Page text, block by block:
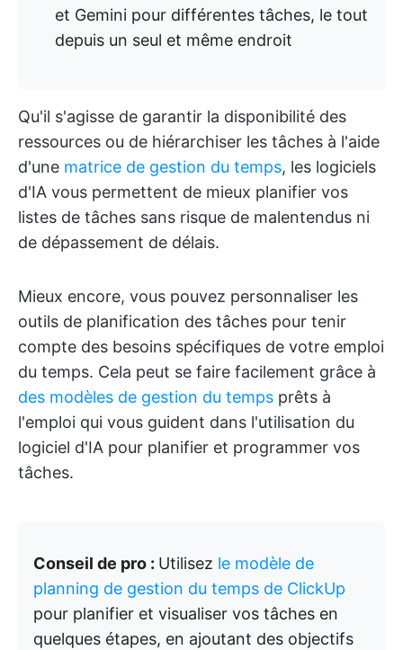
et Gemini pour différentes tâches, le tout
depuis un seul et même endroit
Qu'il s'agisse de garantir la disponibilité des
ressources ou de hiérarchiser les tâches à l'aide
d'une matrice de gestion du temps, les logiciels
d'IA vous permettent de mieux planifier vos
listes de tâches sans risque de malentendus ni
de dépassement de délais.
Mieux encore, vous pouvez personnaliser les
outils de planification des tâches pour tenir
compte des besoins spécifiques de votre emploi
du temps. Cela peut se faire facilement grâce à
des modèles de gestion du temps prêts à
l'emploi qui vous guident dans l'utilisation du
logiciel d'IA pour planifier et programmer vos
tâches.
Conseil de pro : Utilisez le modèle de
planning de gestion du temps de ClickUp
pour planifier et visualiser vos tâches en
quelques étapes, en ajoutant des objectifs